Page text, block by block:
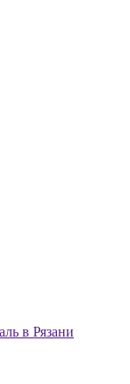
в Рязани